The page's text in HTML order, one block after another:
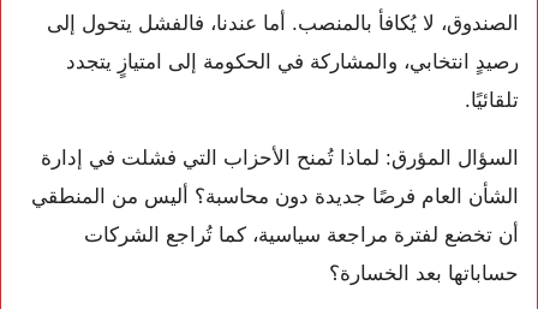
الصندوق، لا يُكافأ بالمنصب. أما عندنا، فالفشل يتحول إلى
رصيدٍ انتخابي، والمشاركة في الحكومة إلى امتيازٍ يتجدد
تلقائيًا.
السؤال المؤرق: لماذا تُمنح الأحزاب التي فشلت في إدارة
الشأن العام فرصًا جديدة دون محاسبة؟ أليس من المنطقي
أن تخضع لفترة مراجعة سياسية، كما تُراجع الشركات
حساباتها بعد الخسارة؟